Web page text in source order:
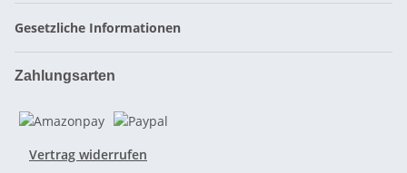
Gesetzliche Informationen
Zahlungsarten
Vertrag widerrufen